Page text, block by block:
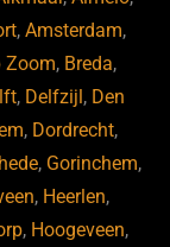
,Amsterdam,
Zoom, Breda,
, Delfzijl, Den
, Dordrecht,
, Gorinchem,
, Heerlen,
, Hoogeveen,